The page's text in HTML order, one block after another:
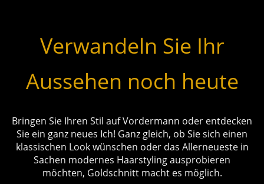
Verwandeln Sie Ihr
Aussehen noch heute
Bringen Sie Ihren Stil auf Vordermann oder entdecken
Sie ein ganz neues Ich! Ganz gleich, ob Sie sich einen
klassischen Look wünschen oder das Allerneueste in
Sachen modernes Haarstyling ausprobieren
möchten, Goldschnitt macht es möglich.